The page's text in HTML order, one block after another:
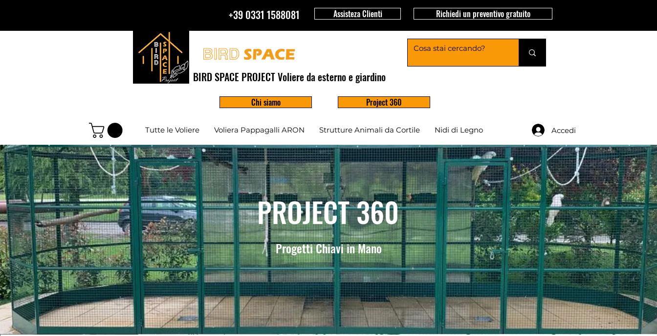
+39 0331 1588081 Assisteza Clienti Richiedi un preventivo gratuito
BIRD SPACE PROJECT Voliere da esterno e giardino
Chi siamo Project 360
Tutte le Voliere Voliera Pappagalli ARON Strutture Animali da Cortile Nidi di Legno Accedi
PROJECT 360
Progetti Chiavi in Mano